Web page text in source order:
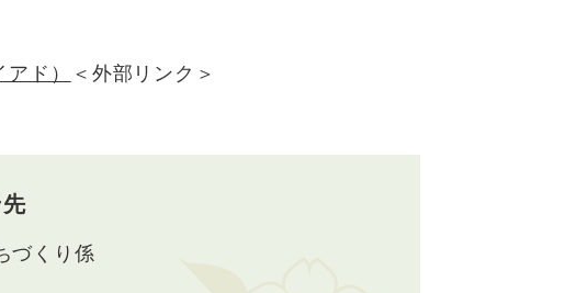
ド） ＜外部リンク＞
づくり係